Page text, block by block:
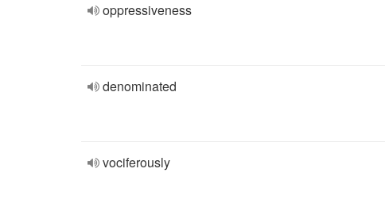
oppressiveness
denominated
vociferously